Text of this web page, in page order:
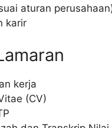
aturan
karir
kerja
(CV)